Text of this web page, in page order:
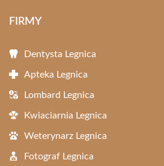
FIRMY
Dentysta Legnica
Apteka Legnica
Lombard Legnica
Kwiaciarnia Legnica
Weterynarz Legnica
Fotograf Legnica